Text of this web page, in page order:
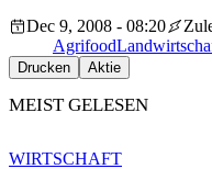
Dec 9, 2008 - 08:20
Agrifood
Drucken Aktie
MEIST GELESEN
WIRTSCHAFT